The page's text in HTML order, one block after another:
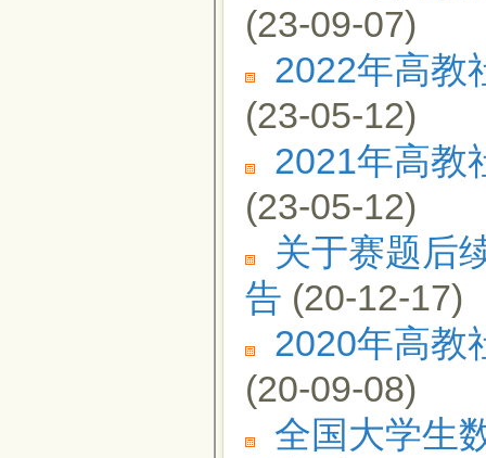
(23-09-07)
2022年高教
(23-05-12)
2021年高教
(23-05-12)
关于赛题后
告 (20-12-17)
2020年高教
(20-09-08)
全国大学生